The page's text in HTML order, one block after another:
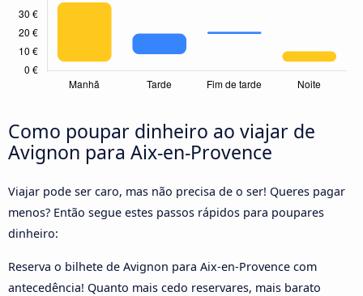
Como poupar dinheiro ao viajar de
Avignon para Aix-en-Provence
Viajar pode ser caro, mas não precisa de o ser! Queres pagar
menos? Então segue estes passos rápidos para poupares
dinheiro:
Reserva o bilhete de Avignon para Aix-en-Provence com
antecedência! Quanto mais cedo reservares, mais barato